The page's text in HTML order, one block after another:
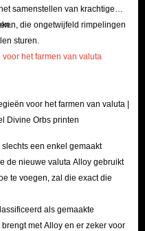
geplaatst, zijn nu onafhankelijk
ze meer flexibiliteit en
in Path of Exile 2.
en bevatten nu
die de bijgewerkte verhaallijn en
2-artikelen bij
samenstellen van krachtige
die ongetwijfeld rimpelingen
sturen.
het farmen van valuta
een enkel gemaakt
de nieuwe valuta Alloy gebruikt
te voegen, zal die exact die
als gemaakte
met Alloy en er zeker voor